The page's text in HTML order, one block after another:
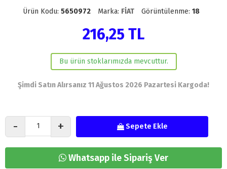
Ürün Kodu: 5650972 Marka: FİAT Görüntülenme: 18
216,25 TL
Bu ürün stoklarımızda mevcuttur.
Şimdi Satın Alırsanız 11 Ağustos 2026 Pazartesi Kargoda!
- + Sepete Ekle
Whatsapp ile Sipariş Ver